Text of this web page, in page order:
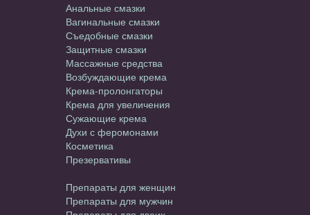
Анальные смазки
Вагинальные смазки
Съедобные смазки
Защитные смазки
Массажные средства
Возбуждающие крема
Крема-пролонгаторы
Крема для увеличения
Сужающие крема
Духи с феромонами
Косметика
Презервативы
Препараты для женщин
Препараты для мужчин